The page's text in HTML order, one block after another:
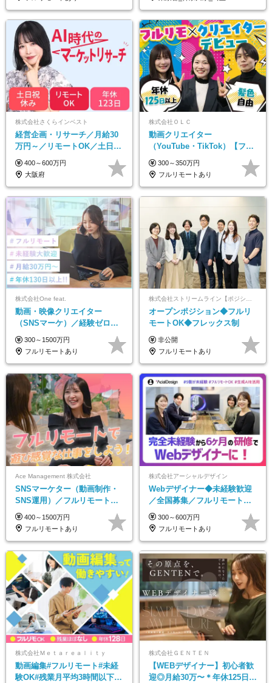
株式会社さくらインベスト
経営企画・リサーチ／月給30
万円～／リモートOK／土日祝
休み／生成AIを活用できる方
歓迎
400～600万円
大阪府
株式会社ＯＬＣ
動画クリエイター
（YouTube・TikTok）【フレ
ックス/フルリモ】未経験OK
｜Web研修1年間｜副業OK
300～350万円
フルリモートあり
株式会社One feat.
動画・映像クリエイター
（SNSマーケ）／経験ゼロか
ら一流へ／フルリモートOK／
月給30万円～／年休130日以上
300～1500万円
フルリモートあり
株式会社ストリームライン【ポジションマッチ登録】
オープンポジション◆フルリ
モートOK◆フレックス制
非公開
フルリモートあり
Ace Management 株式会社
SNSマーケター（動画制作・
SNS運用）／フルリモートOK
／未経験歓迎【モットーは…
遊び感覚で仕事をする♪】
400～1500万円
フルリモートあり
株式会社アーシャルデザイン
Webデザイナー◆未経験歓迎
／全国募集／フルリモート／
最大6ヵ月の実践型研修／月給
25万円以上
300～600万円
フルリモートあり
株式会社Ｍｅｔａｒｅａｌｉｔｙ
動画編集#フルリモート#未経
験OK#残業月平均3時間以下#
株式会社ＧＥＮＴＥＮ
【WEBデザイナー】初⼼者歓
迎◎⽉給30万〜＊年休125⽇＊